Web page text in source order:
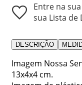
Entre na
sua Lista de
DESCRIÇÃO
Imagem Nossa
13x4x4 cm.